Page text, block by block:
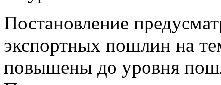
Постановление
экспортных пошлин на
повышены до уровня